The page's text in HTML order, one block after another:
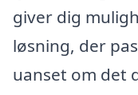
giver dig
løsning, der
uanset om det